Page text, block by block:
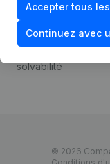
Accepter tous
Continuez avec
Recherche de
TVA
solvabilité
© 2026